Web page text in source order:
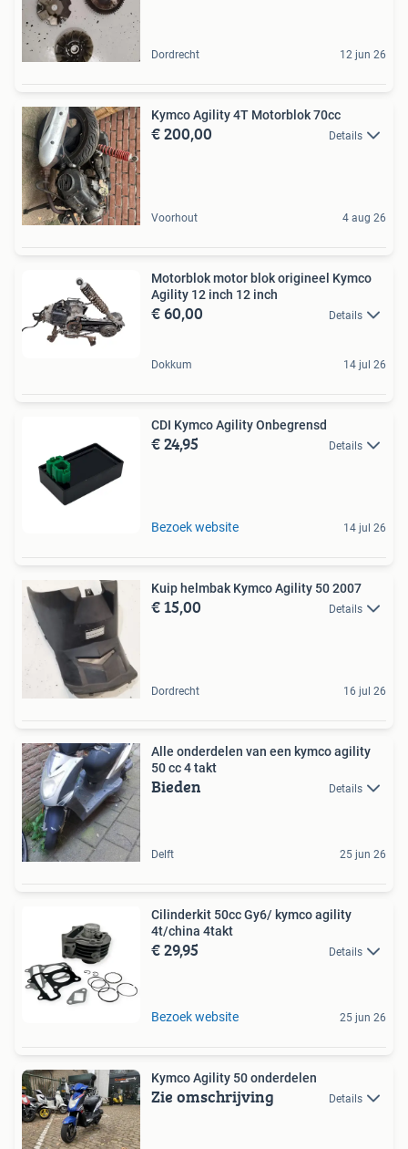
Dordrecht 12 jun 26
Kymco Agility 4T Motorblok 70cc
€ 200,00 Details
Voorhout 4 aug 26
Motorblok motor blok origineel Kymco
Agility 12 inch 12 inch
€ 60,00 Details
Dokkum 14 jul 26
CDI Kymco Agility Onbegrensd
€ 24,95 Details
Bezoek website 14 jul 26
Kuip helmbak Kymco Agility 50 2007
€ 15,00 Details
Dordrecht 16 jul 26
Alle onderdelen van een kymco agility
50 cc 4 takt
Bieden Details
Delft 25 jun 26
Cilinderkit 50cc Gy6/ kymco agility
4t/china 4takt
€ 29,95 Details
Bezoek website 25 jun 26
Kymco Agility 50 onderdelen
Zie omschrijving Details